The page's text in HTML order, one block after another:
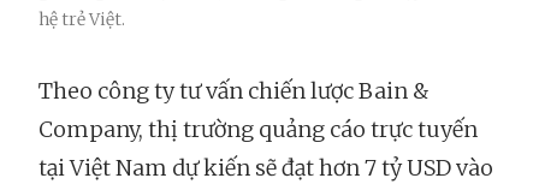
hệ trẻ Việt.
Theo công ty tư vấn chiến lược Bain &
Company, thị trường quảng cáo trực tuyến
tại Việt Nam dự kiến sẽ đạt hơn 7 tỷ USD vào